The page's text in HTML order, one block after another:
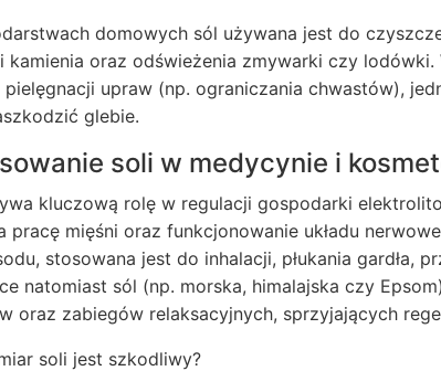
domowych sól używana jest do
kamienia oraz odświeżenia zmywarki czy
upraw (np. ograniczania chwastów),
glebie.
soli w medycynie i
kluczową rolę w regulacji gospodarki
pracę mięśni oraz funkcjonowanie układu
stosowana jest do inhalacji, płukania gardła,
natomiast sól (np. morska, himalajska czy
oraz zabiegów relaksacyjnych, sprzyjających
soli jest szkodliwy?